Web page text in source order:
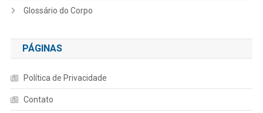
Glossário do Corpo
PÁGINAS
Política de Privacidade
Contato